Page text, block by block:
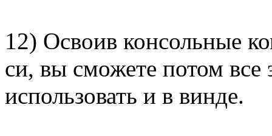
12) Освоив консольные
си, вы сможете потом все
использовать и в винде.